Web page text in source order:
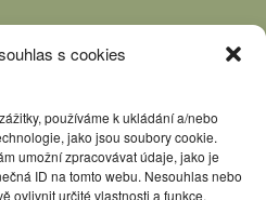
s cookies
používáme k ukládání a/nebo
jako jsou soubory cookie.
umožní zpracovávat údaje, jako je
ID na tomto webu. Nesouhlas nebo
ovlivnit určité vlastnosti a funkce.